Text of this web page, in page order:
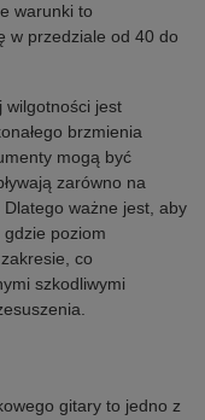
warunki to
w przedziale od 40 do
wilgotności jest
brzmienia
mogą być
zarówno na
ważne jest, aby
poziom
co
szkodliwymi
gitary to jedno z